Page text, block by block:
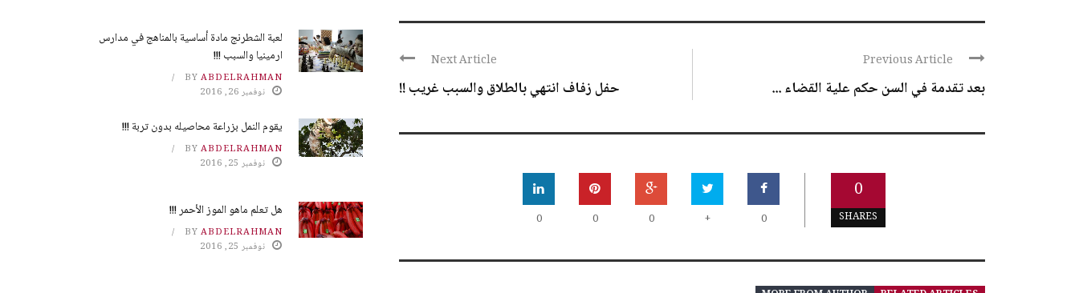
Previous Article
بعد تقدمة في السن حكم علية القضاء ...
Next Article
حفل زفاف انتهي بالطلاق والسبب غريب !!
0
SHARES
0
+
0
0
0
لعبة الشطرنج مادة أساسية بالمناهج في مدارس
ارمينيا والسبب !!!
BY ABDELRAHMAN
نوفمبر 26, 2016
يقوم النمل بزراعة محاصيله بدون تربة !!!
BY ABDELRAHMAN
نوفمبر 25, 2016
هل تعلم ماهو الموز الأحمر !!!
BY ABDELRAHMAN
نوفمبر 25, 2016